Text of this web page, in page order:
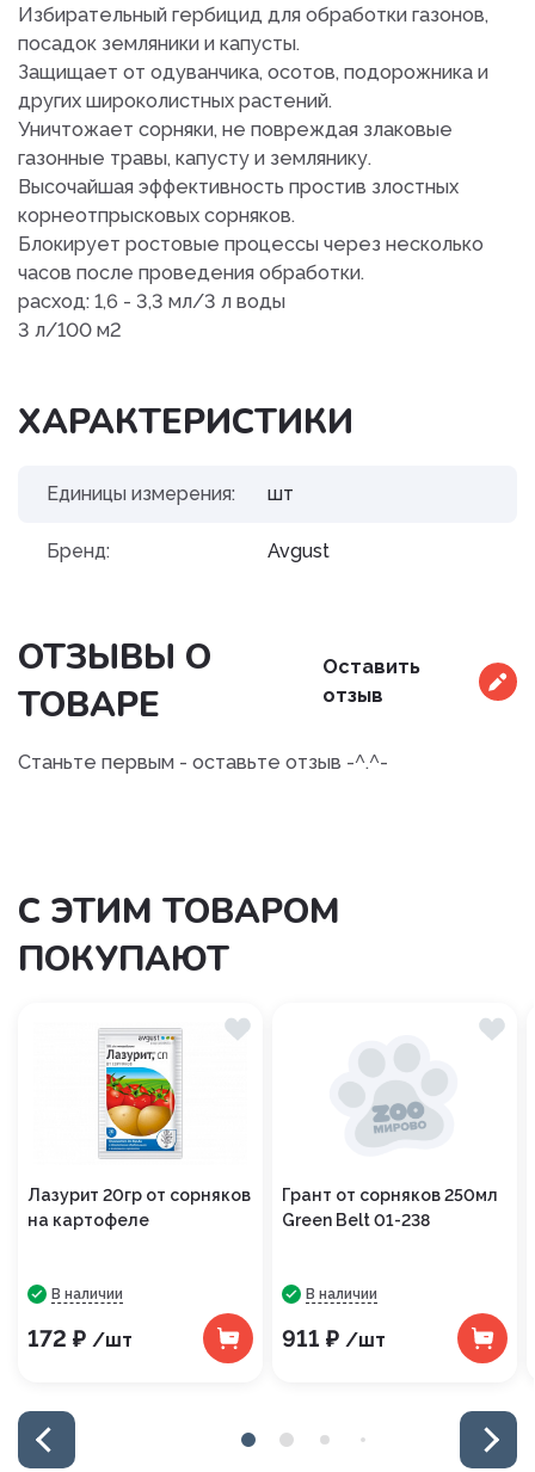
Избирательный гербицид для обработки газонов,
посадок земляники и капусты.
Защищает от одуванчика, осотов, подорожника и
других широколистных растений.
Уничтожает сорняки, не повреждая злаковые
газонные травы, капусту и землянику.
Высочайшая эффективность простив злостных
корнеотпрысковых сорняков.
Блокирует ростовые процессы через несколько
часов после проведения обработки.
расход: 1,6 - 3,3 мл/3 л воды
3 л/100 м2
ХАРАКТЕРИСТИКИ
Единицы измерения: шт
Бренд: Avgust
ОТЗЫВЫ О
ТОВАРЕ
Оставить
отзыв
Станьте первым - оставьте отзыв -^.^-
С ЭТИМ ТОВАРОМ
ПОКУПАЮТ
Лазурит 20гр от сорняков
на картофеле
В наличии
172 ₽ /шт
Грант от сорняков 250мл
Green Belt 01-238
В наличии
911 ₽ /шт